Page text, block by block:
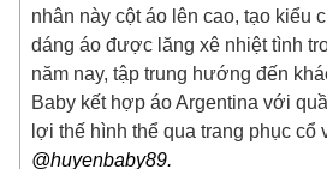
nhân này cột áo lên cao, tạo kiểu
dáng áo được lăng xê nhiệt tình
năm nay, tập trung hướng đến
Baby kết hợp áo Argentina với
lợi thế hình thể qua trang phục cổ
@huyenbaby89.